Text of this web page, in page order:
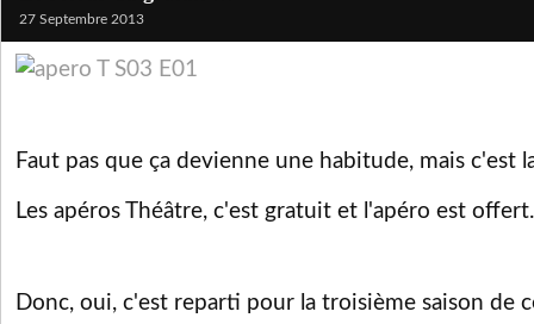
27 Septembre 2013
Faut pas que ça devienne une habitude, mais c'est
Les apéros Théâtre, c'est gratuit et l'apéro est offert.
Donc, oui, c'est reparti pour la troisième saison de